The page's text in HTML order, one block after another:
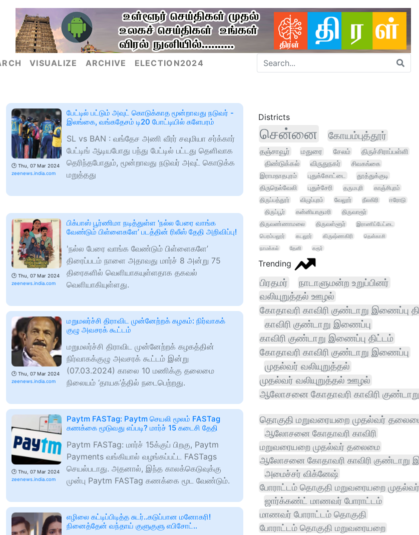
VISUALIZE ARCHIVE ELECTION2024
🕑 Thu, 07 Mar 2024
zeenews.india.com
பேட்டில் பட்டும் அவுட் கொடுக்காத மூன்றாவது நடுவர் -
இலங்கை, வங்கதேசம் டி20 போட்டியில் களேபரம்
SL vs BAN : வங்தேச அணி வீரர் சவுமியா சர்க்கார்
பேட்டிங் ஆடியபோது பந்து பேட்டில் பட்டது தெளிவாக
தெரிந்தபோதும், மூன்றாவது நடுவர் அவுட் கொடுக்க
மறுத்தது
🕑 Thu, 07 Mar 2024
zeenews.india.com
பிக்பாஸ் பூர்ணிமா நடித்துள்ள 'நல்ல பேரை வாங்க
வேண்டும் பிள்ளைகளே’ படத்தின் ரிலீஸ் தேதி அறிவிப்பு!
'நல்ல பேரை வாங்க வேண்டும் பிள்ளைகளே’
திரைப்படம் நாளை அதாவது மார்ச் 8 அன்று 75
திரைகளில் வெளியாகயுள்ளதாக தகவல்
வெளியாகியுள்ளது.
🕑 Thu, 07 Mar 2024
zeenews.india.com
மறுமலர்ச்சி திராவிட முன்னேற்றக் கழகம்: நிர்வாகக்
குழு அவசரக் கூட்டம்
மறுமலர்ச்சி திராவிட முன்னேற்றக் கழகத்தின்
நிர்வாகக்குழு அவசரக் கூட்டம் இன்று
(07.03.2024) காலை 10 மணிக்கு தலைமை
நிலையம் ‘தாயக’த்தில் நடைபெற்றது.
🕑 Thu, 07 Mar 2024
zeenews.india.com
Paytm FASTag: Paytm செயலி மூலம் FASTag
கணக்கை மூடுவது எப்படி? மார்ச் 15 கடைசி தேதி
Paytm FASTag: மார்ச் 15க்குப் பிறகு, Paytm
Payments வங்கியால் வழங்கப்பட்ட FASTags
செயல்படாது. அதனால், இந்த காலக்கெடுவுக்கு
முன்பு Paytm FASTag கணக்கை மூட வேண்டும்.
எழிலை கட்டிப்பிடித்த சுடர்..கடுப்பான மனோகரி!
நினைத்தேன் வந்தாய் குளுகுளு எபிசோட்..
Districts
சென்னை கோயம்புத்தூர்
தஞ்சாவூர் மதுரை சேலம் திருச்சிராப்பள்ளி
திண்டுக்கல் விருதுநகர்
சிவகங்கை
இராமநாதபுரம்
புதுக்கோட்டை தூத்துக்குடி
திருநெல்வேலி புதுச்சேரி தருமபுரி
காஞ்சிபுரம்
திருப்பத்தூர்
விழுப்புரம் வேலூர் நீலகிரி
ஈரோடு
திருப்பூர்
கன்னியாகுமரி
திருவாரூர்
திருவண்ணாமலை
திருவள்ளூர்
இராணிப்பேட்டை
பெரம்பலூர்
கடலூர் கிருஷ்ணகிரி
தென்காசி
நாமக்கல்
தேனி கரூர்
Trending
பிரதமர் நாடாளுமன்ற உறுப்பினர்
வலியுறுத்தல் ஊழல்
கோதாவரி காவிரி குண்டாறு இணைப்பு
காவிரி குண்டாறு இணைப்பு
காவிரி குண்டாறு இணைப்பு திட்டம்
கோதாவரி காவிரி குண்டாறு இணைப்பு
முதல்வர் வலியுறுத்தல்
முதல்வர் வலியுறுத்தல் ஊழல்
ஆலோசனை கோதாவரி காவிரி
தொகுதி மறுவரையறை முதல்வர்
ஆலோசனை கோதாவரி காவிரி
மறுவரையறை முதல்வர் தலைமை
ஆலோசனை கோதாவரி காவிரி குண்டாறு
அமைச்சர் விக்னேஷ்
போராட்டம் தொகுதி மறுவரையறை
ஜார்க்கண்ட் மாணவர் போராட்டம்
மாணவர் போராட்டம் தொகுதி
போராட்டம் தொகுதி மறுவரையறை